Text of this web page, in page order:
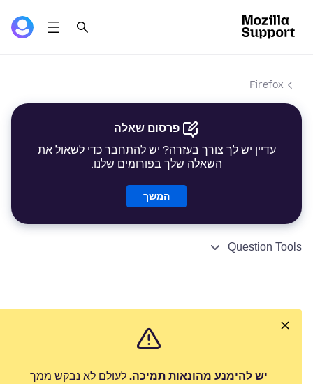
Firefox
פרסום שאלה
עדיין יש לך צורך בעזרה? יש להתחבר כדי לשאול את
השאלה שלך בפורומים שלנו.
המשך
Question Tools
יש להימנע מהונאות תמיכה. לעולם לא נבקש ממך